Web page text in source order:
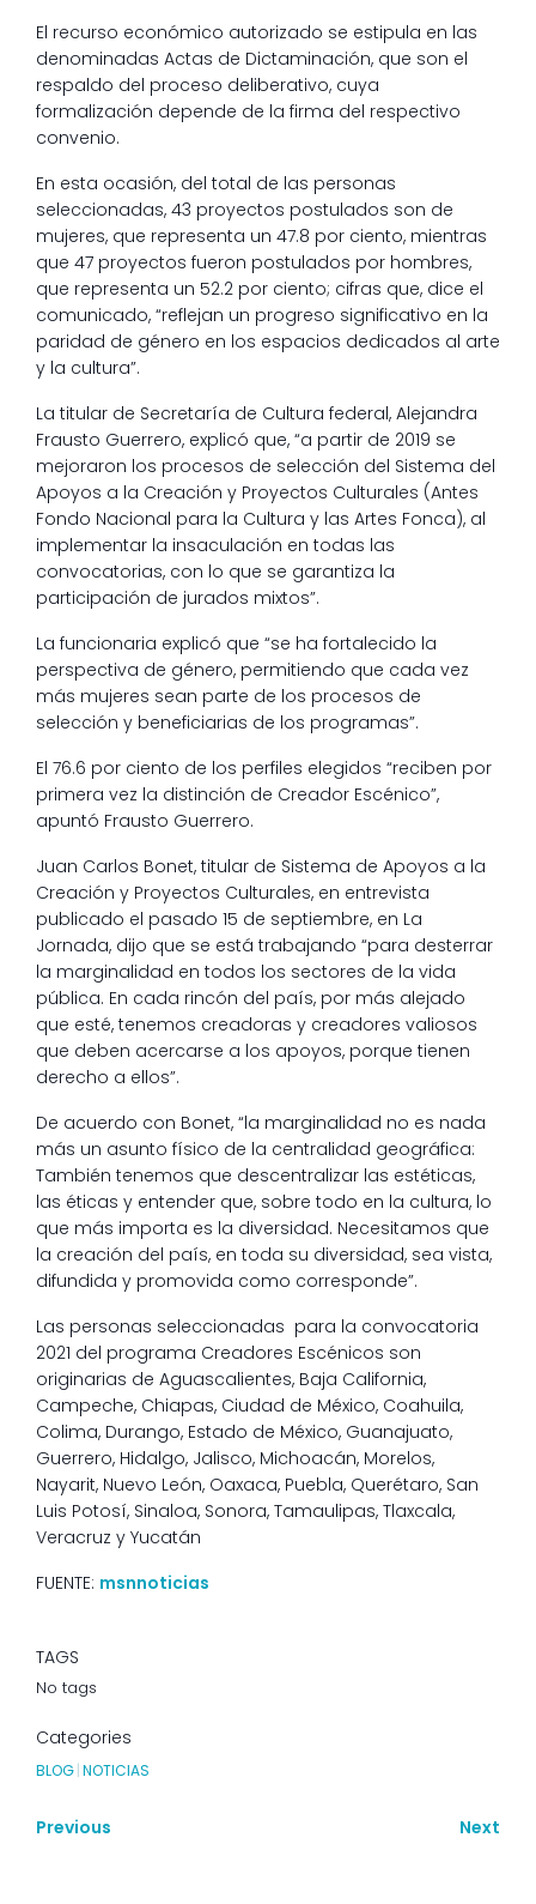
El recurso económico autorizado se estipula en las
denominadas Actas de Dictaminación, que son el
respaldo del proceso deliberativo, cuya
formalización depende de la firma del respectivo
convenio.
En esta ocasión, del total de las personas
seleccionadas, 43 proyectos postulados son de
mujeres, que representa un 47.8 por ciento, mientras
que 47 proyectos fueron postulados por hombres,
que representa un 52.2 por ciento; cifras que, dice el
comunicado, “reflejan un progreso significativo en la
paridad de género en los espacios dedicados al arte
y la cultura”.
La titular de Secretaría de Cultura federal, Alejandra
Frausto Guerrero, explicó que, “a partir de 2019 se
mejoraron los procesos de selección del Sistema del
Apoyos a la Creación y Proyectos Culturales (Antes
Fondo Nacional para la Cultura y las Artes Fonca), al
implementar la insaculación en todas las
convocatorias, con lo que se garantiza la
participación de jurados mixtos”.
La funcionaria explicó que “se ha fortalecido la
perspectiva de género, permitiendo que cada vez
más mujeres sean parte de los procesos de
selección y beneficiarias de los programas”.
El 76.6 por ciento de los perfiles elegidos “reciben por
primera vez la distinción de Creador Escénico”,
apuntó Frausto Guerrero.
Juan Carlos Bonet, titular de Sistema de Apoyos a la
Creación y Proyectos Culturales, en entrevista
publicado el pasado 15 de septiembre, en La
Jornada, dijo que se está trabajando “para desterrar
la marginalidad en todos los sectores de la vida
pública. En cada rincón del país, por más alejado
que esté, tenemos creadoras y creadores valiosos
que deben acercarse a los apoyos, porque tienen
derecho a ellos”.
De acuerdo con Bonet, “la marginalidad no es nada
más un asunto físico de la centralidad geográfica:
También tenemos que descentralizar las estéticas,
las éticas y entender que, sobre todo en la cultura, lo
que más importa es la diversidad. Necesitamos que
la creación del país, en toda su diversidad, sea vista,
difundida y promovida como corresponde”.
Las personas seleccionadas para la convocatoria
2021 del programa Creadores Escénicos son
originarias de Aguascalientes, Baja California,
Campeche, Chiapas, Ciudad de México, Coahuila,
Colima, Durango, Estado de México, Guanajuato,
Guerrero, Hidalgo, Jalisco, Michoacán, Morelos,
Nayarit, Nuevo León, Oaxaca, Puebla, Querétaro, San
Luis Potosí, Sinaloa, Sonora, Tamaulipas, Tlaxcala,
Veracruz y Yucatán
FUENTE: msnnoticias
TAGS
No tags
Categories
BLOG|NOTICIAS
Previous Next